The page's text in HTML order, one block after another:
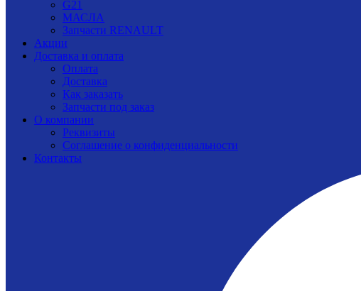
G21
МАСЛА
Запчасти RENAULT
Акции
Доставка и оплата
Оплата
Доставка
Как заказать
Запчасти под заказ
О компании
Реквизиты
Соглашение о конфиденциальности
Контакты